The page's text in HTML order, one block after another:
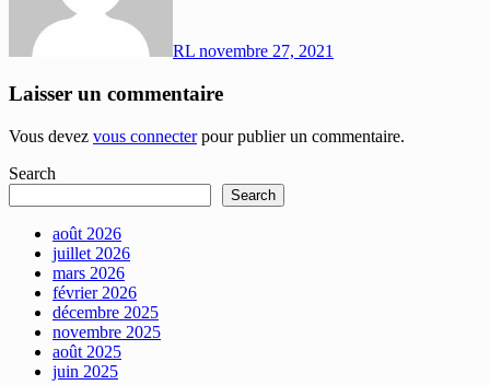
RL novembre 27, 2021
Laisser un commentaire
Vous devez vous connecterpour publier un commentaire.
Search
Search
août 2026
juillet 2026
mars 2026
février 2026
décembre 2025
novembre 2025
août 2025
juin 2025